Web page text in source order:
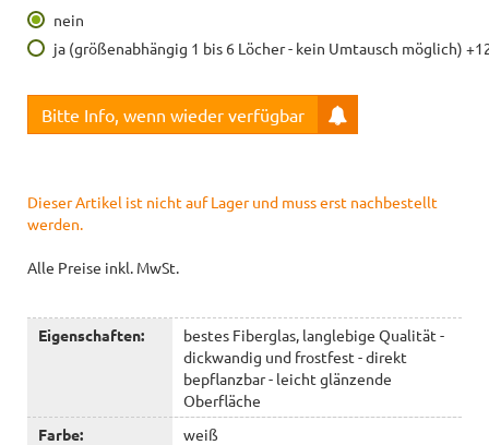
nein
ja (größenabhängig 1 bis 6 Löcher - kein Umtausch möglich)
Bitte Info, wenn wieder verfügbar
Dieser Artikel ist nicht auf Lager und muss erst nachbestellt
werden.
Alle Preise inkl. MwSt.
Eigenschaften:
bestes Fiberglas, langlebige Qualität -
dickwandig und frostfest - direkt
bepflanzbar - leicht glänzende
Oberfläche
Farbe:
weiß